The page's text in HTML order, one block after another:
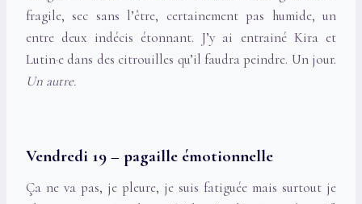
fragile, sec sans l’être, certainement pas humide, un
entre deux indécis étonnant. J’y ai entrainé Kira et
Lutin·e dans des citrouilles qu’il faudra peindre. Un jour.
Un autre.
Vendredi 19 – pagaille émotionnelle
Ça ne va pas, je pleure, je suis fatiguée mais surtout je